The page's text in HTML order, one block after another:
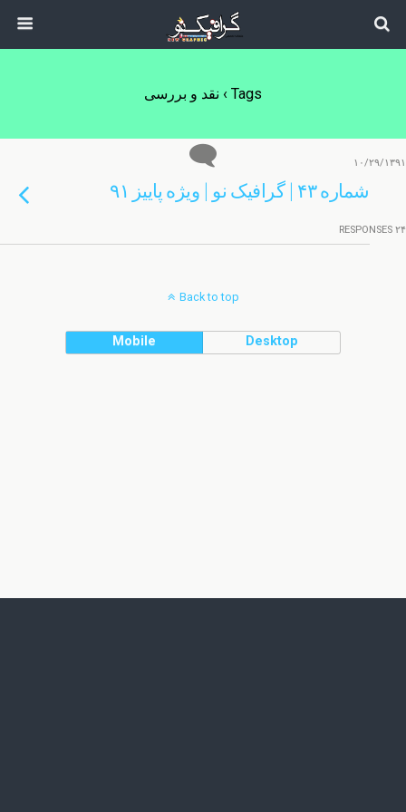
Tags › نقد و بررسی
۱۰/۲۹/۱۳۹۱
شماره ۴۳ | گرافیک نو | ویژه پاییز ۹۱
۲۴ RESPONSES
Back to top
Mobile Desktop